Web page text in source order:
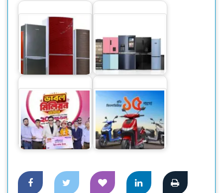
দেশি ফ্রিজে স্বপ্নপূরণ
এআইওটি বেজড সর্বোচ্চ
কনভার্টিবল ও ভিন্ন
ভিন্ন…
ওয়ালটন ফ্রিজ কিনে ২০
লাখ টাকা পেলেন
মোটরশ্রমিক রানা
ওয়ালটনের ১২০ কিমি
রেঞ্জের নতুন ই-বাইক